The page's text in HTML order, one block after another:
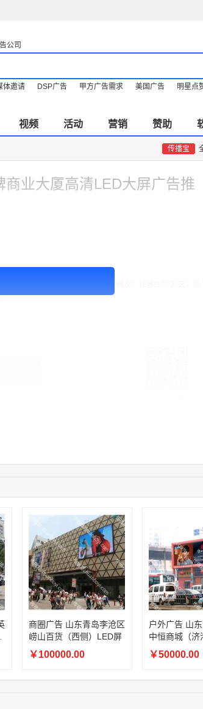
公司
体邀请 DSP广告 甲方广告需求 美国广告 明星点
视频 活动 营销 赞助
传播宝
商业大厦高清LED大屏广告推
尺寸：13.68m ×31.2m =426㎡，频次：15秒/120次/天，亮
所在商家
所在商家
所在商家
所在商家
所在商家
所在商家
所在商家
所在商家
所在商家
所在商家
所在商家
所在商家
商圈广告 山东青岛李沧区
崂山百货（西侧）LED屏
￥100000.00
户外广告 山
中恒商城（济
车站旁）LED屏
￥50000.00